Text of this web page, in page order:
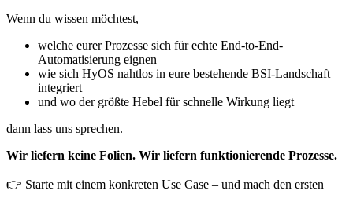
Wenn du wissen möchtest,
welche eurer Prozesse sich für echte End-to-End-
Automatisierung eignen
wie sich HyOS nahtlos in eure bestehende BSI-Landschaft
integriert
und wo der größte Hebel für schnelle Wirkung liegt
dann lass uns sprechen.
Wir liefern keine Folien. Wir liefern funktionierende Prozesse.
👉 Starte mit einem konkreten Use Case – und mach den ersten